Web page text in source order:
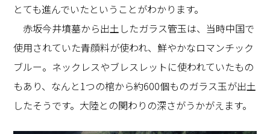
とても進んでいたということがわかります。
赤坂今井墳墓から出土したガラス管玉は、当時中国で
使用されていた青顔料が使われ、鮮やかなロマンチック
ブルー。ネックレスやブレスレットに使われていたもの
もあり、なんと1つの棺から約600個ものガラス玉が出土
したそうです。大陸との関わりの深さがうかがえます。